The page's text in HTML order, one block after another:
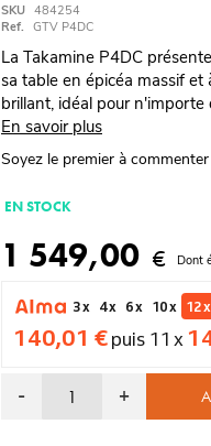
SKU 484254
Ref. GTV P4DC
La Takamine P4DC
sa table en épicéa massif
brillant, idéal pour n'importe
En savoir plus
Soyez le premier à
EN STOCK
1 549,00 € Dont
3 x 4 x 6 x 10 x 12 x
140,01 €puis 11 x
- +